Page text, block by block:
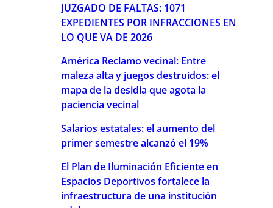
JUZGADO DE FALTAS: 1071
EXPEDIENTES POR INFRACCIONES EN
LO QUE VA DE 2026
América Reclamo vecinal: Entre
maleza alta y juegos destruidos: el
mapa de la desidia que agota la
paciencia vecinal
Salarios estatales: el aumento del
primer semestre alcanzó el 19%
El Plan de Iluminación Eficiente en
Espacios Deportivos fortalece la
infraestructura de una institución